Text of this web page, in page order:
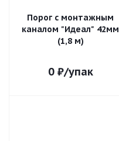
Порог с монтажным
каналом "Идеал" 42мм
(1,8 м)
0₽/упак